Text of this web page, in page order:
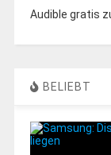
Audible gratis
BELIEBT